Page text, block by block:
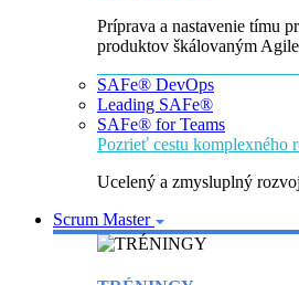
Príprava a nastavenie tímu
produktov škálovaným
SAFe® DevOps
Leading SAFe®
SAFe® for Teams
Pozrieť cestu komplexného
Ucelený a zmysluplný
Scrum Master